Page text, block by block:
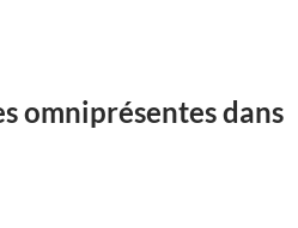
omniprésentes dans